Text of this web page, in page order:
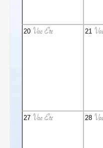
20 Vac Eté 21
27 Vac Eté 28